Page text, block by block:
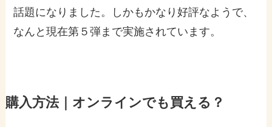
話題になりました。しかもかなり好評なようで、
なんと現在第５弾まで実施されています。
購入方法｜オンラインでも買える？